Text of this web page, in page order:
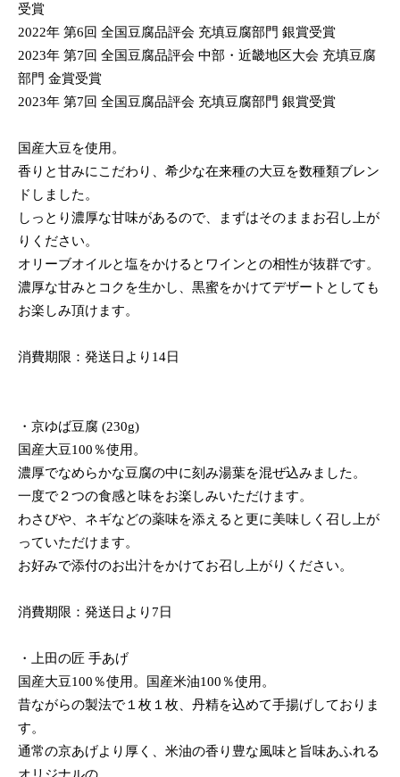
受賞
2022年 第6回 全国豆腐品評会 充填豆腐部門 銀賞受賞
2023年 第7回 全国豆腐品評会 中部・近畿地区大会 充填豆腐
部門 金賞受賞
2023年 第7回 全国豆腐品評会 充填豆腐部門 銀賞受賞
国産大豆を使用。
香りと甘みにこだわり、希少な在来種の大豆を数種類ブレン
ドしました。
しっとり濃厚な甘味があるので、まずはそのままお召し上が
りください。
オリーブオイルと塩をかけるとワインとの相性が抜群です。
濃厚な甘みとコクを生かし、黒蜜をかけてデザートとしても
お楽しみ頂けます。
消費期限：発送日より14日
・京ゆば豆腐 (230g)
国産大豆100％使用。
濃厚でなめらかな豆腐の中に刻み湯葉を混ぜ込みました。
一度で２つの食感と味をお楽しみいただけます。
わさびや、ネギなどの薬味を添えると更に美味しく召し上が
っていただけます。
お好みで添付のお出汁をかけてお召し上がりください。
消費期限：発送日より7日
・上田の匠 手あげ
国産大豆100％使用。国産米油100％使用。
昔ながらの製法で１枚１枚、丹精を込めて手揚げしておりま
す。
通常の京あげより厚く、米油の香り豊な風味と旨味あふれる
オリジナルの